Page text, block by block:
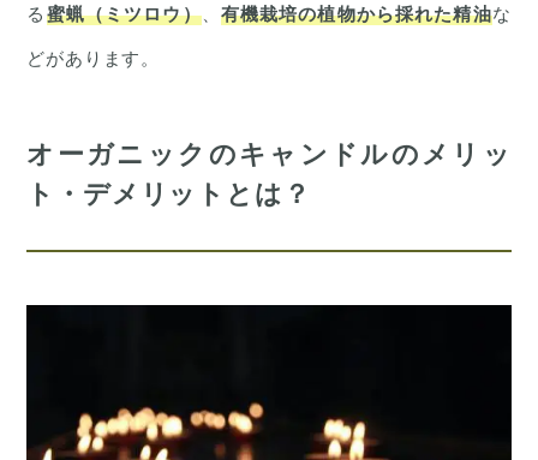
る 蜜蝋（ミツロウ）、 有機栽培の植物から採れた精油な
どがあります。
オーガニックのキャンドルのメリッ
ト・デメリットとは？